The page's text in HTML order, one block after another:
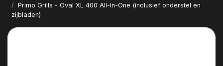
Primo Grills - Oval XL 400 All-In-One (inclusief onderstel en
zijbladen)